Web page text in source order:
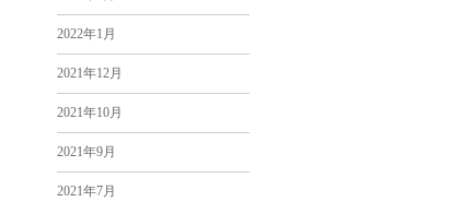
2022年1月
2021年12月
2021年10月
2021年9月
2021年7月